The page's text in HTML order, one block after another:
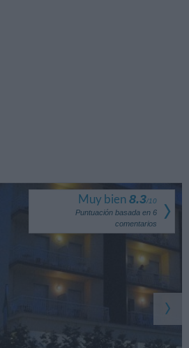
Muy bien 8.3/10
Puntuación basada en 6
comentarios